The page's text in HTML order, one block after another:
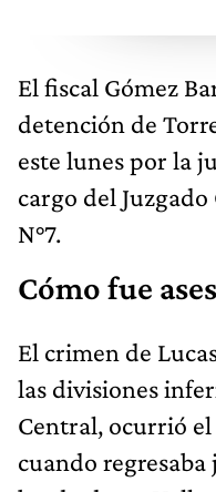
El fiscal Gómez
detención de
este lunes por la
cargo del
N°7.
Cómo fue
El crimen de
las divisiones
Central, ocurrió el
cuando